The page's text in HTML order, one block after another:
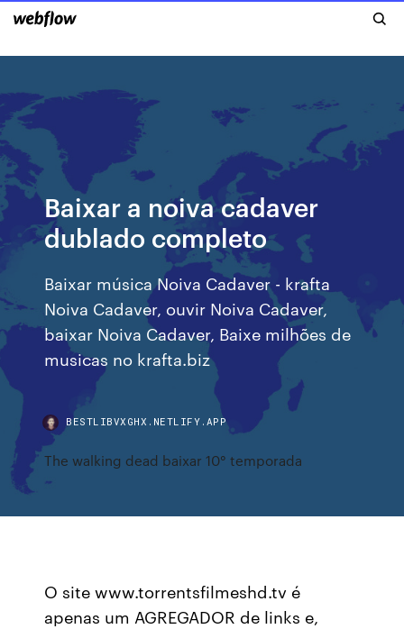
Baixar a noiva cadaver
dublado completo
Baixar música Noiva Cadaver - krafta
Noiva Cadaver, ouvir Noiva Cadaver,
baixar Noiva Cadaver, Baixe milhões de
musicas no krafta.biz
BESTLIBVXGHX.NETLIFY.APP
The walking dead baixar 10° temporada
O site www.torrentsfilmeshd.tv é
apenas um AGREGADOR de links e,